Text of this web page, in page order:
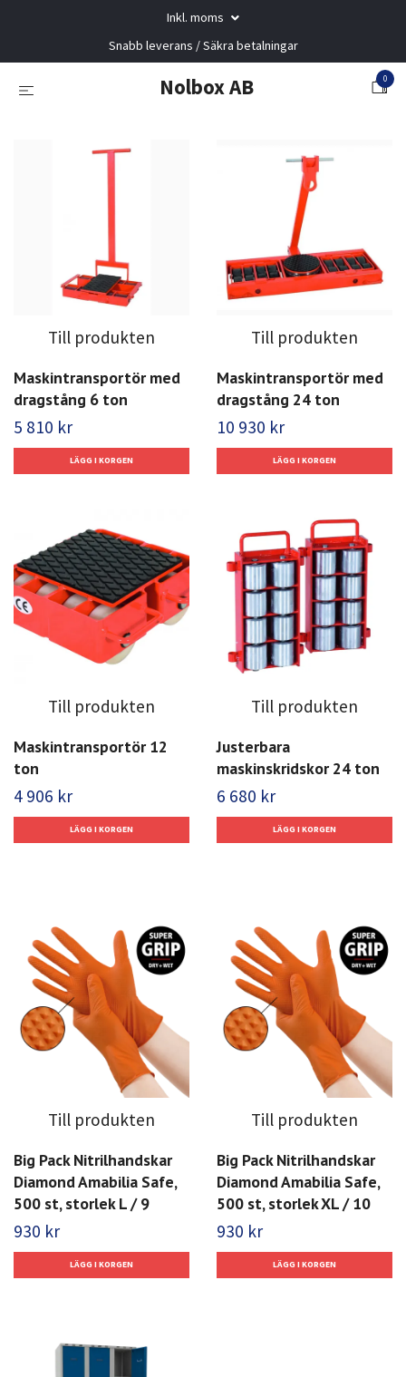
Inkl. moms
Snabb leverans / Säkra betalningar
Nolbox AB 0
Till produkten
Maskintransportör med
dragstång 6 ton
5 810 kr
Till produkten
Maskintransportör med
dragstång 24 ton
10 930 kr
Till produkten
Maskintransportör 12
ton
4 906 kr
Till produkten
Justerbara
maskinskridskor 24 ton
6 680 kr
Till produkten
Big Pack Nitrilhandskar
Diamond Amabilia Safe,
500 st, storlek L / 9
930 kr
Till produkten
Big Pack Nitrilhandskar
Diamond Amabilia Safe,
500 st, storlek XL / 10
930 kr